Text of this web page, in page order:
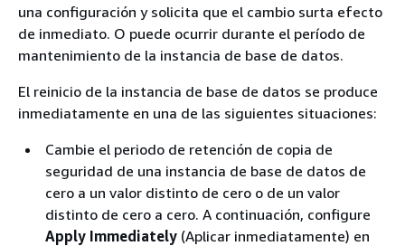
una configuración y solicita que el cambio surta efecto
de inmediato. O puede ocurrir durante el período de
mantenimiento de la instancia de base de datos.
El reinicio de la instancia de base de datos se produce
inmediatamente en una de las siguientes situaciones:
Cambie el periodo de retención de copia de
seguridad de una instancia de base de datos de
cero a un valor distinto de cero o de un valor
distinto de cero a cero. A continuación, configure
Apply Immediately (Aplicar inmediatamente) en